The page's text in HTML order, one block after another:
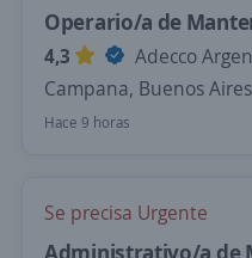
Operario/a de
4,3
Adecco
Campana, Buenos Aires
Hace 9 horas
Se precisa Urgente
Administrativo/a de